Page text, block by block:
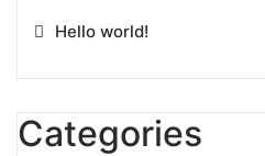
Hello world!
Categories